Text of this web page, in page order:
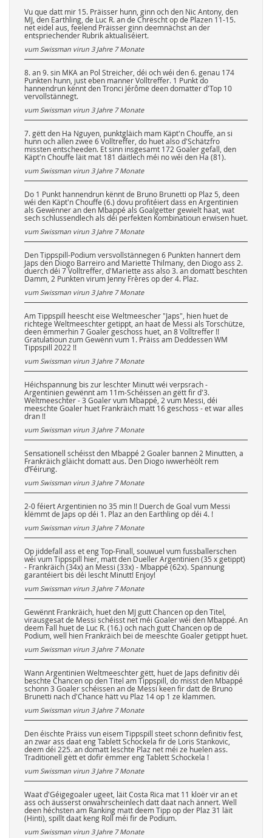
Vu que datt mir 15. Präisser hunn, ginn och den Nic Antony, den
MJ, den Earthling, de Luc R. an de Chrëscht op de Plazen 11-15.
net eidel aus, feelend Präisser ginn deemnächst an der
entspriechender Rubrik aktualiséiert.
vum Swissman virun 3 Jahre 7 Monate
8. an 9. sin MKA an Pol Streicher, déi och wéi den 6. genau 174
Punkten hunn, just eben manner Volltreffer. 1 Punkt do
hannendrun kënnt den Tronci Jérôme deen domatter d'Top 10
vervollstännegt.
vum Swissman virun 3 Jahre 7 Monate
7. gëtt den Ha Nguyen, punktgläich mam Käpt'n Chouffe, an si
hunn och allen zwee 6 Volltreffer, do huet also d'Schätzfro
missten entscheeden. Et sinn insgesamt 172 Goaler gefall, den
Käpt'n Chouffe läit mat 181 däitlech méi no wéi den Ha (81).
vum Swissman virun 3 Jahre 7 Monate
Do 1 Punkt hannendrun kënnt de Bruno Brunetti op Plaz 5, deen
wéi den Käpt'n Chouffe (6.) dovu profitéiert dass en Argentinien
als Gewënner an den Mbappé als Goalgetter gewielt haat, wat
sech schlussendlech als déi perfekten Kombinatioun erwisen huet.
vum Swissman virun 3 Jahre 7 Monate
Den Tippspill-Podium versvollstännegen 6 Punkten hannert dem
Japs den Diogo Barreiro and Mariette Thilmany, den Diogo ass 2.
duerch déi 7 Volltreffer, d'Mariette ass also 3. an domatt beschten
Damm, 2 Punkten virum Jenny Frères op der 4. Plaz.
vum Swissman virun 3 Jahre 7 Monate
Am Tippspill heescht eise Weltmeescher "Japs", hien huet de
richtege Weltmeeschter getippt, an haat de Messi als Torschütze,
deen ëmmerhin 7 Goaler geschoss huet, an 8 Volltreffer !!
Gratulatioun zum Gewënn vum 1. Präiss am Deddessen WM
Tippspill 2022 !!
vum Swissman virun 3 Jahre 7 Monate
Héichspannung bis zur leschter Minutt wéi verpsrach -
Argentinien gewënnt am 11m-Schéissen an gëtt fir d'3.
Weltmeeschter - 3 Goaler vum Mbappé, 2 vum Messi, déi
meeschte Goaler huet Frankräich matt 16 geschoss - et war alles
dran !!
vum Swissman virun 3 Jahre 7 Monate
Sensationell schéisst den Mbappé 2 Goaler bannen 2 Minutten, a
Frankräich gläicht domatt aus. Den Diogo iwwerhëölt rem
d‘Féirung.
vum Swissman virun 3 Jahre 7 Monate
2-0 féiert Argentinien no 35 min !! Duerch de Goal vum Messi
klëmmt de Japs op déi 1. Plaz an den Earthling op déi 4. !
vum Swissman virun 3 Jahre 7 Monate
Op jiddefall ass et eng Top-Finall, souwuel vum fussballerschen
wéi vum Tippspill hier, matt den Dueller Argentinien (35 x getippt)
- Frankräich (34x) an Messi (33x) - Mbappé (62x). Spannung
garantéiert bis déi lescht Minutt! Enjoy!
vum Swissman virun 3 Jahre 7 Monate
Gewënnt Frankräich, huet den MJ gutt Chancen op den Titel,
virausgesat de Messi schéisst net méi Goaler wéi den Mbappé. An
deem Fall huet de Luc R. (16.) och nach gutt Chancen op de
Podium, well hien Frankräich bei de meeschte Goaler getippt huet.
vum Swissman virun 3 Jahre 7 Monate
Wann Argentinien Weltmeeschter gëtt, huet de Japs definitiv déi
beschte Chancen op den Titel am Tippspill, do misst den Mbappé
schonn 3 Goaler schéissen an de Messi keen fir datt de Bruno
Brunetti nach d'Chance hätt vu Plaz 14 op 1 ze klammen.
vum Swissman virun 3 Jahre 7 Monate
Den éischte Präiss vun eisem Tippspill steet schonn definitiv fest,
an zwar ass daat eng Tablett Schockela fir de Loris Stankovic,
deem déi 225. an domatt leschte Plaz net méi ze huelen ass.
Traditionell gëtt et dofir ëmmer eng Tablett Schockela !
vum Swissman virun 3 Jahre 7 Monate
Waat d'Géigegoaler ugeet, läit Costa Rica mat 11 kloër vir an et
ass och äusserst onwahrscheinlech datt daat nach ännert. Well
deen héchsten am Ranking matt deem Tipp op der Plaz 31 läit
(Hinti), spillt daat keng Roll méi fir de Podium.
vum Swissman virun 3 Jahre 7 Monate